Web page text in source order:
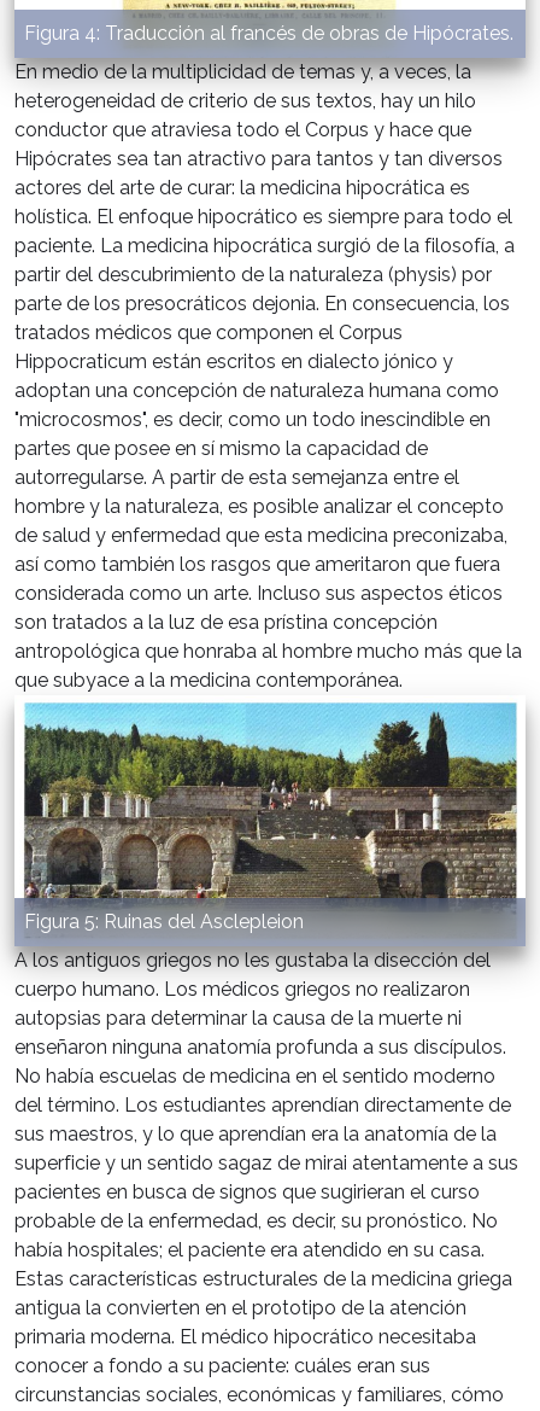
Figura 4: Traducción al francés de obras de Hipócrates.
En medio de la multiplicidad de temas y, a veces, la
heterogeneidad de criterio de sus textos, hay un hilo
conductor que atraviesa todo el Corpus y hace que
Hipócrates sea tan atractivo para tantos y tan diversos
actores del arte de curar: la medicina hipocrática es
holística. El enfoque hipocrático es siempre para todo el
paciente. La medicina hipocrática surgió de la filosofía, a
partir del descubrimiento de la naturaleza (physis) por
parte de los presocráticos dejonia. En consecuencia, los
tratados médicos que componen el Corpus
Hippocraticum están escritos en dialecto jónico y
adoptan una concepción de naturaleza humana como
"microcosmos", es decir, como un todo inescindible en
partes que posee en sí mismo la capacidad de
autorregularse. A partir de esta semejanza entre el
hombre y la naturaleza, es posible analizar el concepto
de salud y enfermedad que esta medicina preconizaba,
así como también los rasgos que ameritaron que fuera
considerada como un arte. Incluso sus aspectos éticos
son tratados a la luz de esa prístina concepción
antropológica que honraba al hombre mucho más que la
que subyace a la medicina contemporánea.
Figura 5: Ruinas del Asclepleion
A los antiguos griegos no les gustaba la disección del
cuerpo humano. Los médicos griegos no realizaron
autopsias para determinar la causa de la muerte ni
enseñaron ninguna anatomía profunda a sus discípulos.
No había escuelas de medicina en el sentido moderno
del término. Los estudiantes aprendían directamente de
sus maestros, y lo que aprendían era la anatomía de la
superficie y un sentido sagaz de mirai atentamente a sus
pacientes en busca de signos que sugirieran el curso
probable de la enfermedad, es decir, su pronóstico. No
había hospitales; el paciente era atendido en su casa.
Estas características estructurales de la medicina griega
antigua la convierten en el prototipo de la atención
primaria moderna. El médico hipocrático necesitaba
conocer a fondo a su paciente: cuáles eran sus
circunstancias sociales, económicas y familiares, cómo